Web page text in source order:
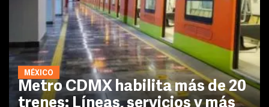
MÉXICO
Metro CDMX habilita más de 20
trenes: Líneas, servicios y más